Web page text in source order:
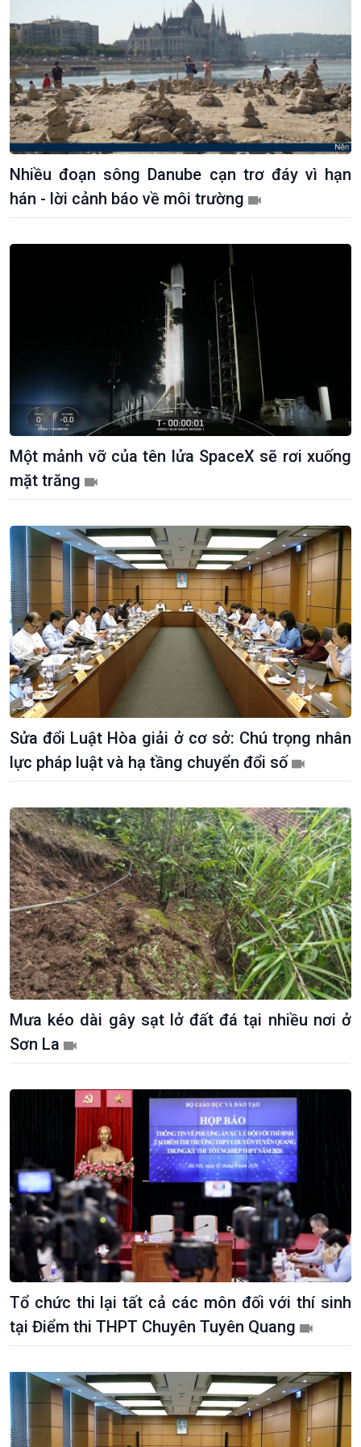
Kinh tế
Tin Kinh tế
Trước giờ mở cửa
Dòng chảy Kinh tế
Sức sống hàng Việt
Khởi nghiệp
Tuyên chiến với gian lận
thương mại
Nông nghiệp & Biển đảo
Tin Nông nghiệp & Biển
Mùa vàng
Biển đảo Việt Nam
Tâm tình biên giới và hải
đảo
Tìm hiểu biển, đảo Việt
Nhiều đoạn sông Danube cạn trơ đáy vì hạn
hán - lời cảnh báo về môi trường
Một mảnh vỡ của tên lửa SpaceX sẽ rơi xuống
mặt trăng
Sửa đổi Luật Hòa giải ở cơ sở: Chú trọng nhân
lực pháp luật và hạ tầng chuyển đổi số
Mưa kéo dài gây sạt lở đất đá tại nhiều nơi ở
Sơn La
Tổ chức thi lại tất cả các môn đối với thí sinh
tại Điểm thi THPT Chuyên Tuyên Quang